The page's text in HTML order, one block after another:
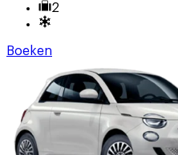
2
Boeken